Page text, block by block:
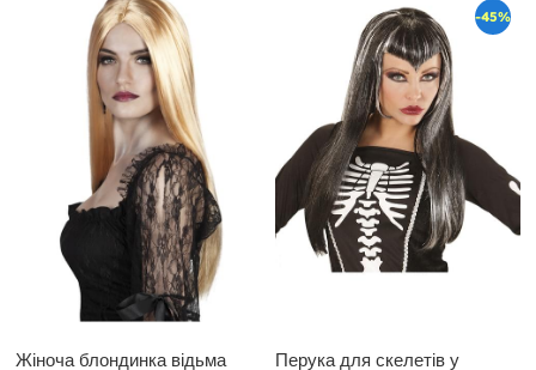
Жіноча блондинка відьма
-45%
Перука для скелетів у